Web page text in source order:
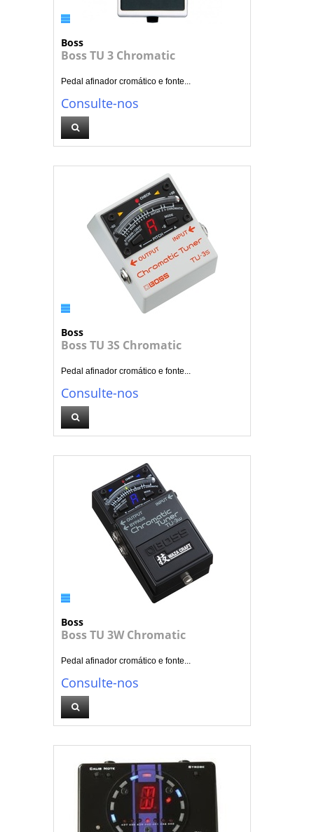
Boss
Boss TU 3 Chromatic
Pedal afinador cromático e fonte...
Consulte-nos
Boss
Boss TU 3S Chromatic
Pedal afinador cromático e fonte...
Consulte-nos
Boss
Boss TU 3W Chromatic
Pedal afinador cromático e fonte...
Consulte-nos